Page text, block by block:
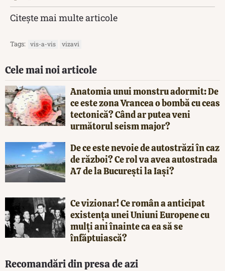
Citește mai multe articole
Tags: vis-a-vis vizavi
Cele mai noi articole
Anatomia unui monstru adormit: De
ce este zona Vrancea o bombă cu ceas
tectonică? Când ar putea veni
următorul seism major?
De ce este nevoie de autostrăzi în caz
de război? Ce rol va avea autostrada
A7 de la București la Iași?
Ce vizionar! Ce român a anticipat
existența unei Uniuni Europene cu
mulți ani înainte ca ea să se
înfăptuiască?
Recomandări din presa de azi